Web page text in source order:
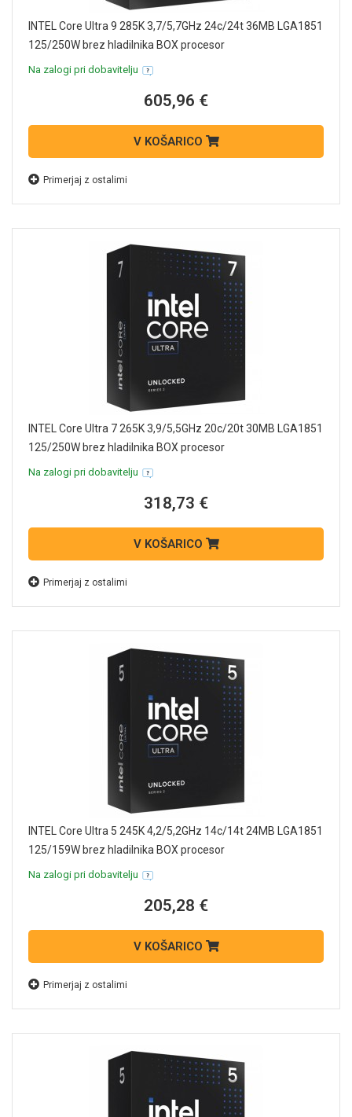
INTEL Core Ultra 9 285K 3,7/5,7GHz 24c/24t 36MB LGA1851
125/250W brez hladilnika BOX procesor
Na zalogi pri dobavitelju
605,96 €
V KOŠARICO
Primerjaj z ostalimi
INTEL Core Ultra 7 265K 3,9/5,5GHz 20c/20t 30MB LGA1851
125/250W brez hladilnika BOX procesor
Na zalogi pri dobavitelju
318,73 €
V KOŠARICO
Primerjaj z ostalimi
INTEL Core Ultra 5 245K 4,2/5,2GHz 14c/14t 24MB LGA1851
125/159W brez hladilnika BOX procesor
Na zalogi pri dobavitelju
205,28 €
V KOŠARICO
Primerjaj z ostalimi